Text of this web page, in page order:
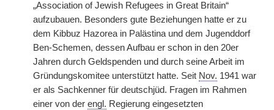
„Association of Jewish Refugees in Great Britain“
aufzubauen. Besonders gute Beziehungen hatte er zu
dem Kibbuz Hazorea in Palästina und dem Jugenddorf
Ben-Schemen, dessen Aufbau er schon in den 20er
Jahren durch Geldspenden und durch seine Arbeit im
Gründungskomitee unterstützt hatte. Seit Nov. 1941 war
er als Sachkenner für deutschjüd. Fragen im Rahmen
einer von der engl. Regierung eingesetzten